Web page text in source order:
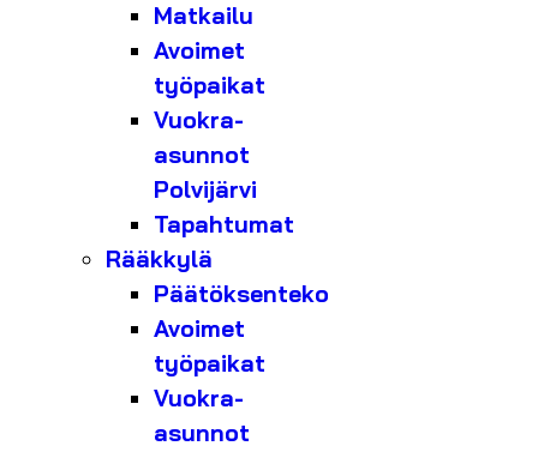
Matkailu
Avoimet
työpaikat
Vuokra-
asunnot
Polvijärvi
Tapahtumat
Rääkkylä
Päätöksenteko
Avoimet
työpaikat
Vuokra-
asunnot